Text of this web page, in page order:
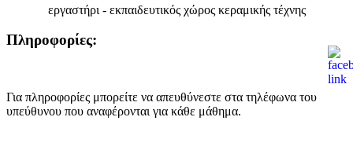
εργαστήρι - εκπαιδευτικός χώρος κεραμικής τέχνης
Πληροφορίες:
Για πληροφορίες μπορείτε να απευθύνεστε στα τηλέφωνα του
υπεύθυνου που αναφέρονται για κάθε μάθημα.